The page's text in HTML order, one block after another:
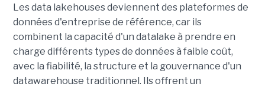
Les data lakehouses deviennent des plateformes de
données d'entreprise de référence, car ils
combinent la capacité d'un datalake à prendre en
charge différents types de données à faible coût,
avec la fiabilité, la structure et la gouvernance d'un
datawarehouse traditionnel. Ils offrent un